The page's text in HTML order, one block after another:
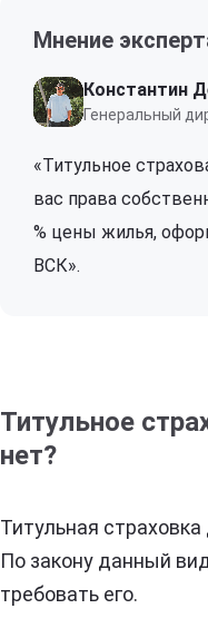
Мнение
Константин
Генеральный
«Титульное
вас права
% цены жилья,
ВСК».
Титульное
нет?
Титульная
По закону данный
требовать его.